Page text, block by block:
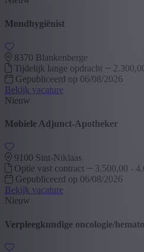
Mondhygiënist
8370 Blankenberge
Tijdelijk lange opdracht
Gepubliceerd op 06/08/2026
Bekijk vacature
Nieuw
Mobiele Adjunct-Apotheker
9100 Sint-Niklaas
Optie vast contract
3.500,00 -
Gepubliceerd op 06/08/2026
Bekijk vacature
Nieuw
Verpleegkundige oncologie/